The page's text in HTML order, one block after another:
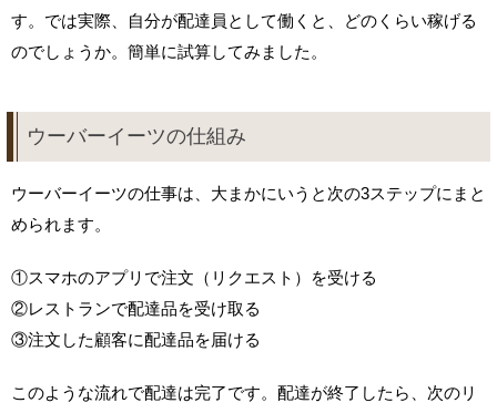
す。では実際、自分が配達員として働くと、どのくらい稼げる
のでしょうか。簡単に試算してみました。
ウーバーイーツの仕組み
ウーバーイーツの仕事は、大まかにいうと次の3ステップにまと
められます。
①スマホのアプリで注文（リクエスト）を受ける
②レストランで配達品を受け取る
③注文した顧客に配達品を届ける
このような流れで配達は完了です。配達が終了したら、次のリ